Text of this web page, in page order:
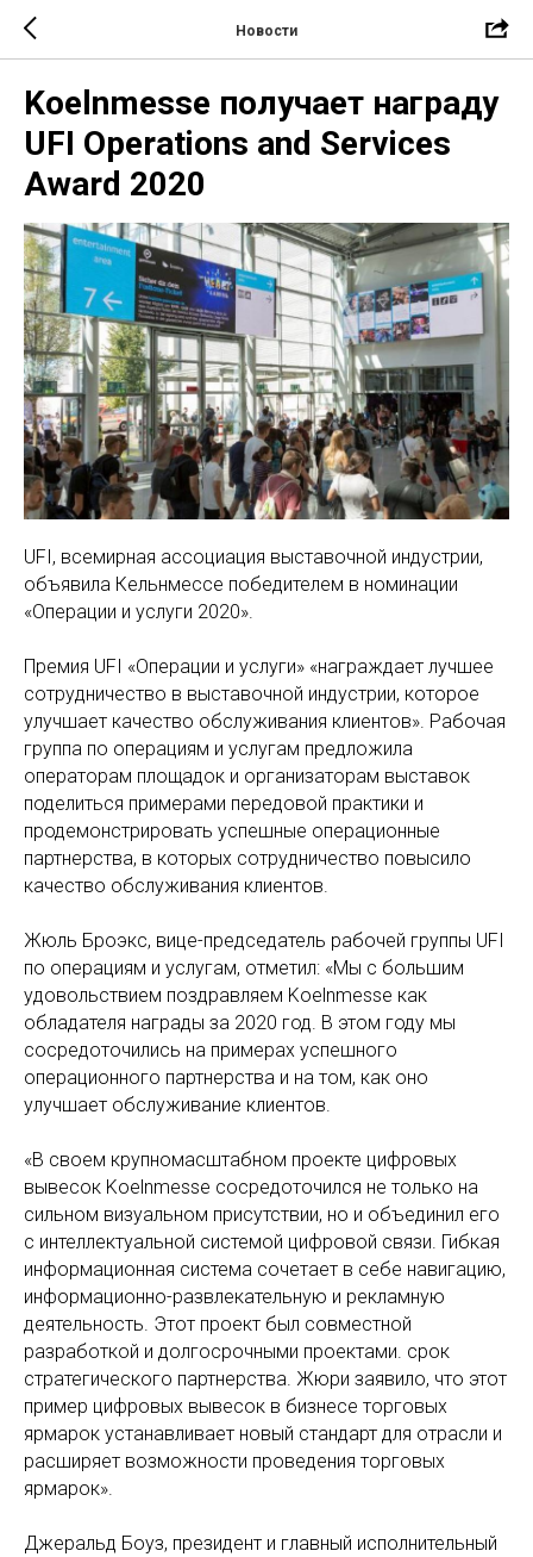
Новости
Koelnmesse получает награду
UFI Operations and Services
Award 2020
UFI, всемирная ассоциация выставочной индустрии,
объявила Кельнмессе победителем в номинации
«Операции и услуги 2020».
Премия UFI «Операции и услуги» «награждает лучшее
сотрудничество в выставочной индустрии, которое
улучшает качество обслуживания клиентов». Рабочая
группа по операциям и услугам предложила
операторам площадок и организаторам выставок
поделиться примерами передовой практики и
продемонстрировать успешные операционные
партнерства, в которых сотрудничество повысило
качество обслуживания клиентов.
Жюль Броэкс, вице-председатель рабочей группы UFI
по операциям и услугам, отметил: «Мы с большим
удовольствием поздравляем Koelnmesse как
обладателя награды за 2020 год. В этом году мы
сосредоточились на примерах успешного
операционного партнерства и на том, как оно
улучшает обслуживание клиентов.
«В своем крупномасштабном проекте цифровых
вывесок Koelnmesse сосредоточился не только на
сильном визуальном присутствии, но и объединил его
с интеллектуальной системой цифровой связи. Гибкая
информационная система сочетает в себе навигацию,
информационно-развлекательную и рекламную
деятельность. Этот проект был совместной
разработкой и долгосрочными проектами. срок
стратегического партнерства. Жюри заявило, что этот
пример цифровых вывесок в бизнесе торговых
ярмарок устанавливает новый стандарт для отрасли и
расширяет возможности проведения торговых
ярмарок».
Джеральд Боуз, президент и главный исполнительный